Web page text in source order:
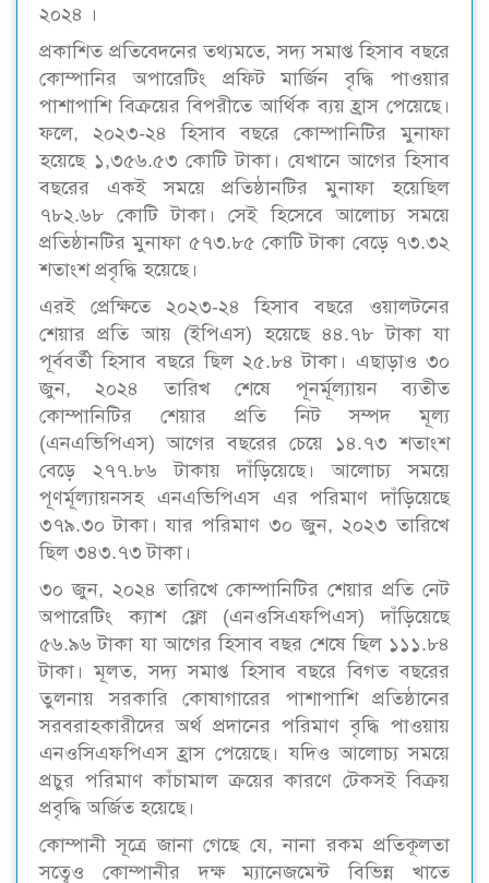
২০২৪ ।
প্রকাশিত প্রতিবেদনের তথ্যমতে, সদ্য সমাপ্ত হিসাব বছরে
কোম্পানির অপারেটিং প্রফিট মার্জিন বৃদ্ধি পাওয়ার
পাশাপাশি বিক্রয়ের বিপরীতে আর্থিক ব্যয় হ্রাস পেয়েছে।
ফলে, ২০২৩-২৪ হিসাব বছরে কোম্পানিটির মুনাফা
হয়েছে ১,৩৫৬.৫৩ কোটি টাকা। যেখানে আগের হিসাব
বছরের একই সময়ে প্রতিষ্ঠানটির মুনাফা হয়েছিল
৭৮২.৬৮ কোটি টাকা। সেই হিসেবে আলোচ্য সময়ে
প্রতিষ্ঠানটির মুনাফা ৫৭৩.৮৫ কোটি টাকা বেড়ে ৭৩.৩২
শতাংশ প্রবৃদ্ধি হয়েছে।
এরই প্রেক্ষিতে ২০২৩-২৪ হিসাব বছরে ওয়ালটনের
শেয়ার প্রতি আয় (ইপিএস) হয়েছে ৪৪.৭৮ টাকা যা
পূর্ববর্তী হিসাব বছরে ছিল ২৫.৮৪ টাকা। এছাড়াও ৩০
জুন, ২০২৪ তারিখ শেষে পূনর্মূল্যায়ন ব্যতীত
কোম্পানিটির শেয়ার প্রতি নিট সম্পদ মূল্য
(এনএভিপিএস) আগের বছরের চেয়ে ১৪.৭৩ শতাংশ
বেড়ে ২৭৭.৮৬ টাকায় দাঁড়িয়েছে। আলোচ্য সময়ে
পূণর্মূল্যায়নসহ এনএভিপিএস এর পরিমাণ দাঁড়িয়েছে
৩৭৯.৩০ টাকা। যার পরিমাণ ৩০ জুন, ২০২৩ তারিখে
ছিল ৩৪৩.৭৩ টাকা।
৩০ জুন, ২০২৪ তারিখে কোম্পানিটির শেয়ার প্রতি নেট
অপারেটিং ক্যাশ ফ্লো (এনওসিএফপিএস) দাঁড়িয়েছে
৫৬.৯৬ টাকা যা আগের হিসাব বছর শেষে ছিল ১১১.৮৪
টাকা। মূলত, সদ্য সমাপ্ত হিসাব বছরে বিগত বছরের
তুলনায় সরকারি কোষাগারের পাশাপাশি প্রতিষ্ঠানের
সরবরাহকারীদের অর্থ প্রদানের পরিমাণ বৃদ্ধি পাওয়ায়
এনওসিএফপিএস হ্রাস পেয়েছে। যদিও আলোচ্য সময়ে
প্রচুর পরিমাণ কাঁচামাল ক্রয়ের কারণে টেকসই বিক্রয়
প্রবৃদ্ধি অর্জিত হয়েছে।
কোম্পানী সূত্রে জানা গেছে যে, নানা রকম প্রতিকূলতা
সত্বেও কোম্পানীর দক্ষ ম্যানেজমেন্ট বিভিন্ন খাতে